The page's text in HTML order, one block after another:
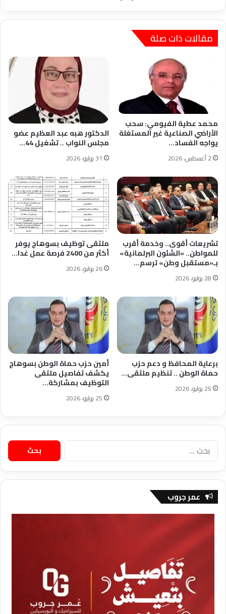
مقالات ذات صلة
محمد عطية الفيومي: سحب
الأراضي الصناعية غير المستغلة
يواجه الفساد…
2 أغسطس، 2026
الدكتور هبه عبد العظيم عضو
مجلس النواب .. تشغيل 44…
31 يوليو، 2026
تشريعات أقوى.. وخدمة أقرب
للمواطن.. «الشئون البرلمانية»
بـ«مستقبل وطن» ترسم…
28 يوليو، 2026
ملتقى توظيف بسوهاج يوفر
أكثر من 2400 فرصة عمل غدا…
26 يوليو، 2026
برعاية المحافظ و دعم حزب
حماة الوطن .. تنظيم ملتقى…
25 يوليو، 2026
أمين حزب حماة الوطن بسوهاج
يكشف تفاصيل ملتقى
التوظيف بمشاركة…
25 يوليو، 2026
البحث
عن:
عمر جروب